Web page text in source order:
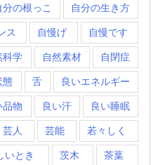
分の根っこ 自分の生き方
ス 自慢げ 自慢です
科学 自然素材 自閉症
態 舌 良いエネルギー
品物 良い汗 良い睡眠
芸人 芸能 若々しく
いとき 茨木 茶葉